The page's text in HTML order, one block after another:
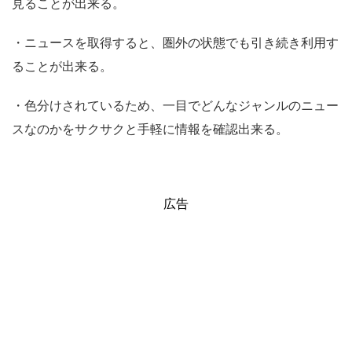
見ることが出来る。
・ニュースを取得すると、圏外の状態でも引き続き利用す
ることが出来る。
・色分けされているため、一目でどんなジャンルのニュー
スなのかをサクサクと手軽に情報を確認出来る。
広告